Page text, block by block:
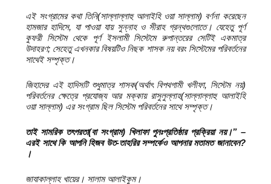
এই সংগ্রামের কথা তিনি(সাল্লাল্লাহু আলাইহি ওয়া সাল্লাম) বর্ণনা করেছেন
হামজার হাদিসে, যা পাওয়া যায় সুন্নাহ ও সীরাহ গ্রন্থগুলোতে। যেহেতু পূর্ণ
কুফরী সিস্টেম থেকে পূর্ণ ইসলামী সিস্টেমে রুপান্তরের সেটিই একমাত্র
উদাহরণ; সেহেতু এখনকার বিষয়টিও নিছক শাসক নয়বরং সিস্টেমের পরিবর্তনের
সাথেই সম্পৃক্ত।
জিহাদের এই হাদিসটি শুধুমাত্র শাসক(অর্থাৎ বিপথগামী খলীফা, সিস্টেম নয়)
পরিবর্তনের ক্ষেত্রে প্রযোজ্য আর মক্কায় রাসুলুল্লাহ(সাল্লাল্লাহু আলাইহি
ওয়া সাল্লাম) এর সংগ্রাম ছিলসিস্টেম পরিবর্তনের সাথে সম্পৃক্ত।
তাই সামরিক তৎপরতা(বা সংগ্রাম) খিলাফাপুনঃপ্রতিষ্ঠার প্রক্রিয়া নয়।” –
এরই সাথে কি আপনি হিজব উত-তাহরিরসম্পর্কেও আপনার মতামত জানাবেন?
।
জাযাকাল্লাহ খায়ের। সালাম আলাইকুম।